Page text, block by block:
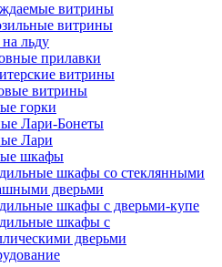
витрины
витрины
льду
прилавки
витрины
витрины
горки
Лари-Бонеты
Лари
шкафы
шкафы со стеклянными
дверьми
шкафы с дверьми-купе
шкафы с
дверьми